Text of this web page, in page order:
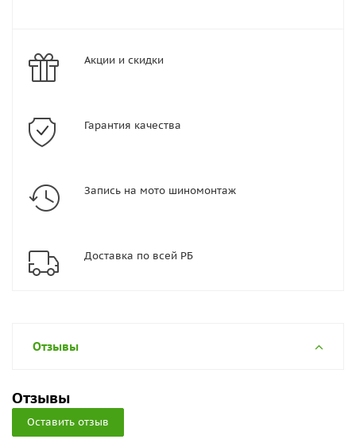
Акции и скидки
Гарантия качества
Запись на мото шиномонтаж
Доставка по всей РБ
Отзывы
Отзывы
Оставить отзыв